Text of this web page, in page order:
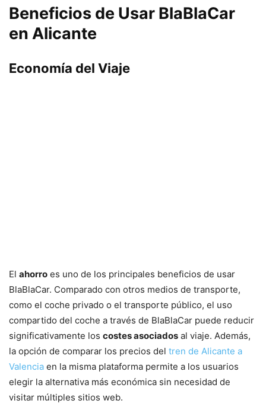
Beneficios de Usar BlaBlaCar
en Alicante
Economía del Viaje
El ahorro es uno de los principales beneficios de usar
BlaBlaCar. Comparado con otros medios de transporte,
como el coche privado o el transporte público, el uso
compartido del coche a través de BlaBlaCar puede reducir
significativamente los costes asociados al viaje. Además,
la opción de comparar los precios del tren de Alicante a
Valencia en la misma plataforma permite a los usuarios
elegir la alternativa más económica sin necesidad de
visitar múltiples sitios web.